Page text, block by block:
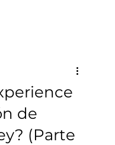
de
(Parte